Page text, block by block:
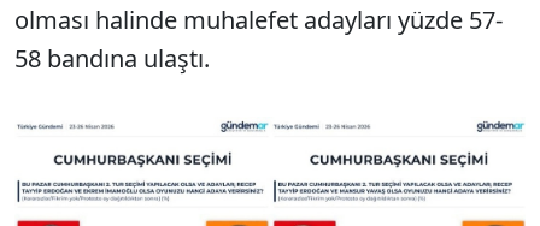
olması halinde muhalefet adayları yüzde 57-
58 bandına ulaştı.